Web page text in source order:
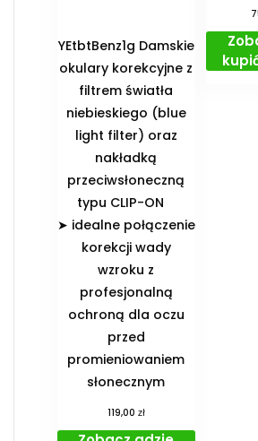
YEtbtBenz1g Damskie
okulary korekcyjne z
filtrem światła
niebieskiego (blue
light filter) oraz
nakładką
przeciwsłoneczną
typu CLIP-ON
➤ idealne połączenie
korekcji wady
wzroku z
profesjonalną
ochroną dla oczu
przed
promieniowaniem
słonecznym
119,00 zł